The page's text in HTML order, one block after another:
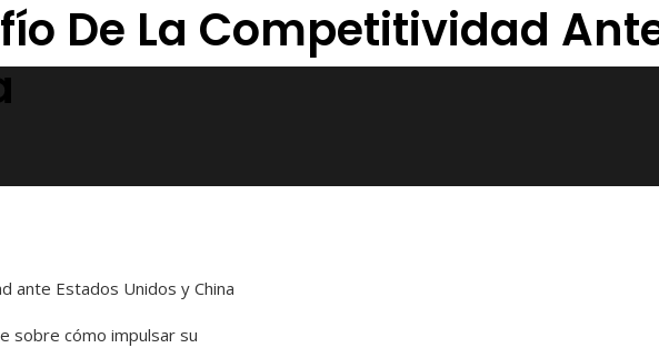
De La Competitividad
ante Estados Unidos y China
sobre cómo impulsar su